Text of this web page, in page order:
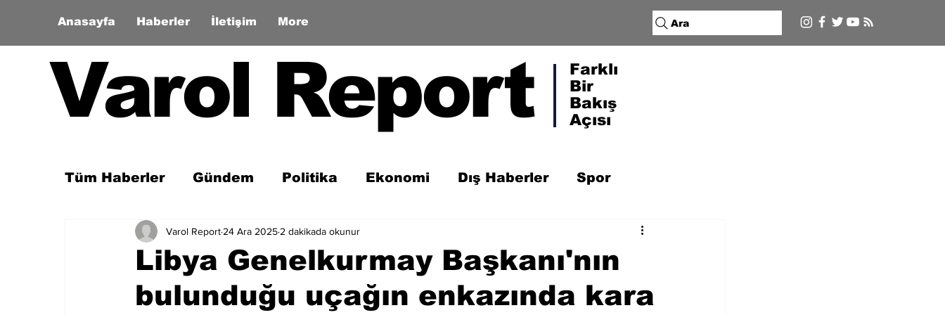
Anasayfa Haberler İletişim More Ara
Varol Report
Farklı
Bir
Bakış
Açısı
Tüm Haberler Gündem Politika Ekonomi Dış Haberler Spor
Son Dakika Zaman Tüneli
Libya Genelkurmay Başkanı'nın
bulunduğu uçağın enkazında kara
Varol Report 24 Ara 2025 2 dakikada okunur